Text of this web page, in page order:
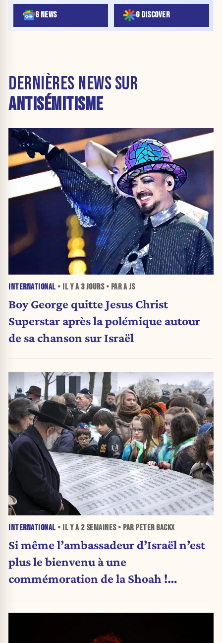
G NEWS G DISCOVER
DERNIÈRES NEWS SUR
ANTISÉMITISME
INTERNATIONAL • IL Y A 3 JOURS• PAR A JS
Boy George quitte Jesus Christ
Superstar après la polémique autour
de sa chanson sur Israël
INTERNATIONAL • IL Y A 2 SEMAINES• PAR PETER BACKX
Si même l’ambassadeur d’Israël n’est
plus le bienvenu à une
commémoration de la Shoah !